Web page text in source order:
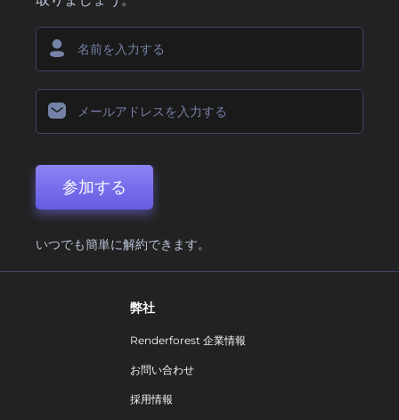
参加する
いつでも簡単に解約できます。
弊社
Renderforest 企業情報
お問い合わせ
採用情報